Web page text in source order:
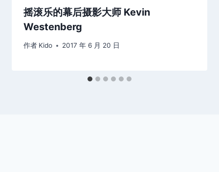
摇滚乐的幕后摄影大师 Kevin
Westenberg
作者 Kido 2017 年 6 月 20 日